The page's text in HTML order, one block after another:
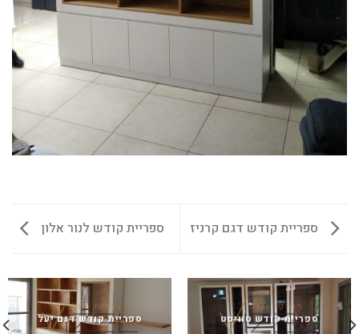
ספריית קודש דגם קרניז ספריית קודש לנור אלון
ספריית קודש טוויסט ספריית קודש דגם יעל